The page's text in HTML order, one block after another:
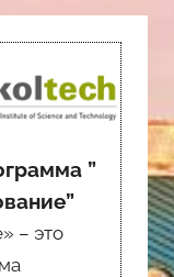
”
– это